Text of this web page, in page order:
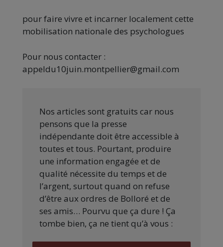
pour faire vivre et incarner localement cette
mobilisation nationale des psychologues
Pour nous contacter :
appeldu10juin.montpellier@gmail.com
Nos articles sont gratuits car nous
pensons que la presse
indépendante doit être accessible à
toutes et tous. Pourtant, produire
une information engagée et de
qualité nécessite du temps et de
l’argent, surtout quand on refuse
d’être aux ordres de Bolloré et de
ses amis… Pourvu que ça dure ! Ça
tombe bien, ça ne tient qu’à vous :